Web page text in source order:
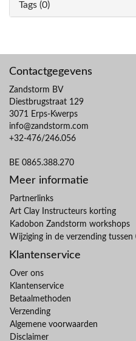
Tags (0)
Contactgegevens
Zandstorm BV
Diestbrugstraat 129
3071 Erps-Kwerps
info@zandstorm.com
+32-476/246.056
BE 0865.388.270
Meer informatie
Partnerlinks
Art Clay Instructeurs korting
Kadobon Zandstorm workshops
Wijziging in de verzending
Klantenservice
Over ons
Klantenservice
Betaalmethoden
Verzending
Algemene voorwaarden
Disclaimer